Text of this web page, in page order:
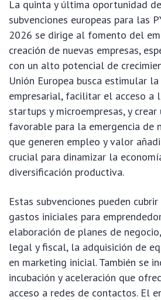
La quinta y última oportunidad
subvenciones europeas para las
2026 se dirige al fomento del
creación de nuevas empresas,
con un alto potencial de
Unión Europea busca estimular
empresarial, facilitar el acceso a
startups y microempresas, y
favorable para la emergencia de
que generen empleo y valor
crucial para dinamizar la
diversificación productiva.
Estas subvenciones pueden
gastos iniciales para
elaboración de planes de
legal y fiscal, la adquisición de
en marketing inicial. También se
incubación y aceleración que
acceso a redes de contactos. El